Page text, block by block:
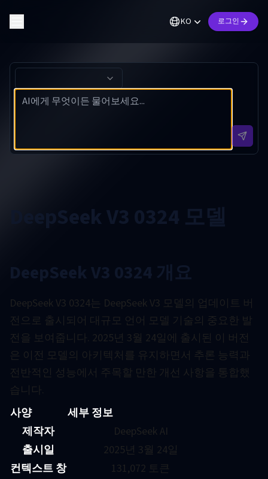
KO 로그인
DeepSeek V3 0324 모델
DeepSeek V3 0324 개요
DeepSeek V3 0324는 DeepSeek V3 모델의 업데이트 버
전으로 출시되어 대규모 언어 모델 기술의 중요한 발
전을 보여줍니다. 2025년 3월 24일에 출시된 이 버전
은 이전 모델의 아키텍처를 유지하면서 추론 능력과
전반적인 성능에서 주목할 만한 개선 사항을 통합했
습니다.
사양
세부 정보
제작자
DeepSeek AI
출시일
2025년 3월 24일
컨텍스트 창
131,072 토큰